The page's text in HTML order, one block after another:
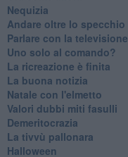
Nequizia
Andare oltre lo specchio
Parlare con la televisione
Uno solo al comando?
La ricreazione è finita
La buona notizia
Natale con l'elmetto
Valori dubbi miti fasulli
Demeritocrazia
La tivvù pallonara
Halloween